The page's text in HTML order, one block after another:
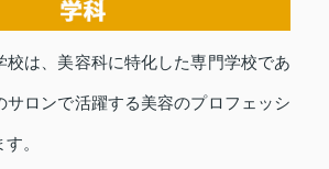
校は、美容科に特化した専門学校であ
サロンで活躍する美容のプロフェッシ
。